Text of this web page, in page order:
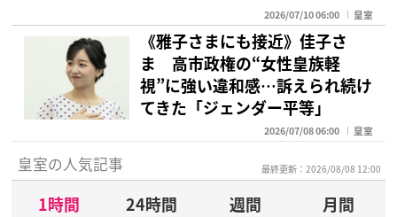
2026/07/10 06:00 皇室
《雅子さまにも接近》佳子さ
ま 高市政権の“女性皇族軽
視”に強い違和感…訴えられ続け
てきた「ジェンダー平等」
2026/07/08 06:00 皇室
皇室の人気記事 最終更新：2026/08/08 12:00
1時間 24時間 週間
月間